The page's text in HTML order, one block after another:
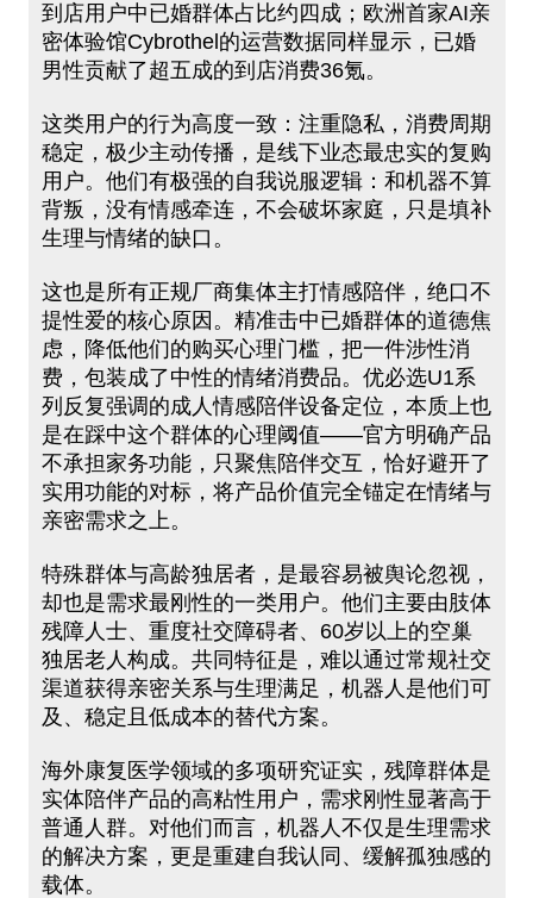
到店用户中已婚群体占比约四成；欧洲首家AI亲
密体验馆Cybrothel的运营数据同样显示，已婚
男性贡献了超五成的到店消费36氪。
这类用户的行为高度一致：注重隐私，消费周期
稳定，极少主动传播，是线下业态最忠实的复购
用户。他们有极强的自我说服逻辑：和机器不算
背叛，没有情感牵连，不会破坏家庭，只是填补
生理与情绪的缺口。
这也是所有正规厂商集体主打情感陪伴，绝口不
提性爱的核心原因。精准击中已婚群体的道德焦
虑，降低他们的购买心理门槛，把一件涉性消
费，包装成了中性的情绪消费品。优必选U1系
列反复强调的成人情感陪伴设备定位，本质上也
是在踩中这个群体的心理阈值——官方明确产品
不承担家务功能，只聚焦陪伴交互，恰好避开了
实用功能的对标，将产品价值完全锚定在情绪与
亲密需求之上。
特殊群体与高龄独居者，是最容易被舆论忽视，
却也是需求最刚性的一类用户。他们主要由肢体
残障人士、重度社交障碍者、60岁以上的空巢
独居老人构成。共同特征是，难以通过常规社交
渠道获得亲密关系与生理满足，机器人是他们可
及、稳定且低成本的替代方案。
海外康复医学领域的多项研究证实，残障群体是
实体陪伴产品的高粘性用户，需求刚性显著高于
普通人群。对他们而言，机器人不仅是生理需求
的解决方案，更是重建自我认同、缓解孤独感的
载体。